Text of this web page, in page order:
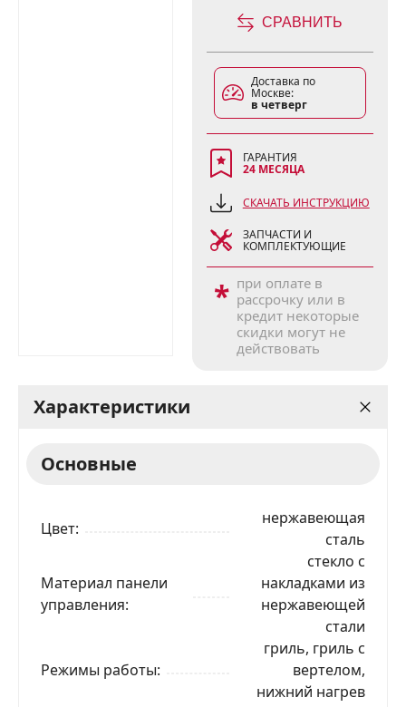
СРАВНИТЬ
Доставка по
Москве:
в четверг
ГАРАНТИЯ
24 МЕСЯЦА
СКАЧАТЬ ИНСТРУКЦИЮ
ЗАПЧАСТИ И
КОМПЛЕКТУЮЩИЕ
* при оплате в
рассрочку или в
кредит некоторые
скидки могут не
действовать
Характеристики
Основные
Цвет
нержавеющая
сталь
Материал панели
управления
стекло с
накладками из
нержавеющей
стали
Режимы работы
гриль, гриль с
вертелом,
нижний нагрев